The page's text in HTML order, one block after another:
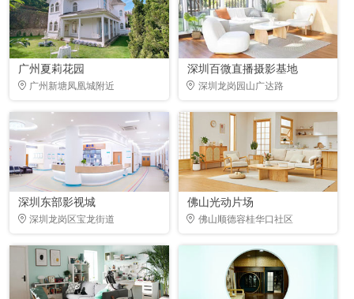
广州夏莉花园
广州新塘凤凰城附近
深圳百微直播摄影基地
深圳龙岗园山广达路
深圳东部影视城
深圳龙岗区宝龙街道
佛山光动片场
佛山顺德容桂华口社区